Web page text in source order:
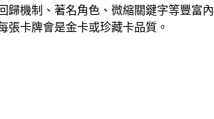
歸機制、著名角色、微縮關鍵字等豐富內
張卡牌會是金卡或珍藏卡品質。